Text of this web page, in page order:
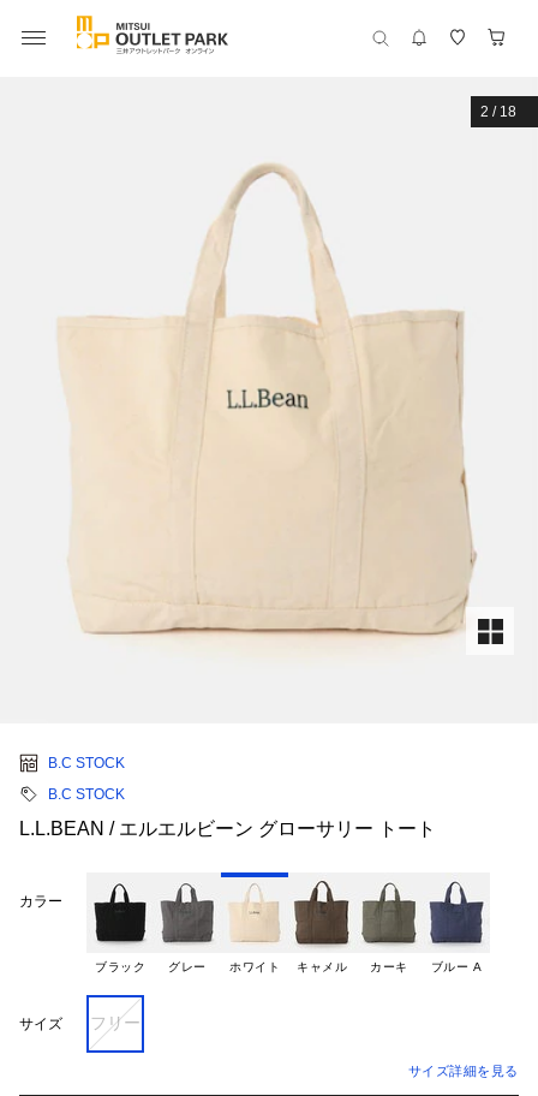
2 / 18
B.C STOCK
B.C STOCK
L.L.BEAN / エルエルビーン グローサリー トート
カラー
ブラック グレー ホワイト キャメル カーキ ブルー A
サイズ フリー
サイズ詳細を見る